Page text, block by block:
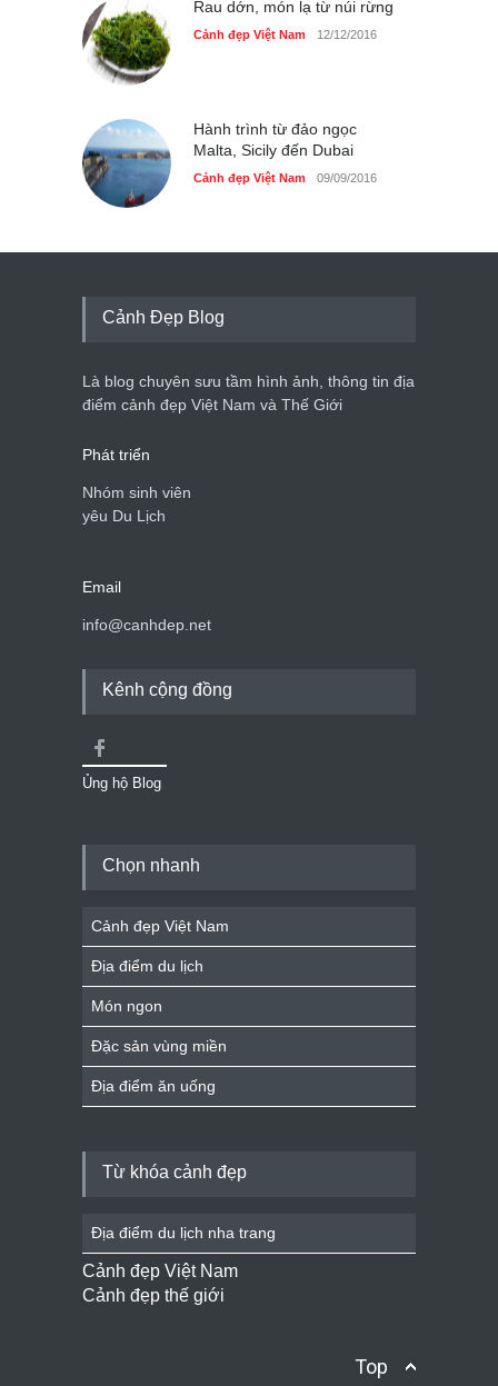
Rau dớn, món lạ từ núi rừng
Cảnh đẹp Việt Nam 12/12/2016
Hành trình từ đảo ngọc
Malta, Sicily đến Dubai
Cảnh đẹp Việt Nam 09/09/2016
Cảnh Đẹp Blog
Là blog chuyên sưu tầm hình ảnh, thông tin địa
điểm cảnh đẹp Việt Nam và Thế Giới
Phát triển
Nhóm sinh viên
yêu Du Lịch
Email
info@canhdep.net
Kênh cộng đồng
Ủng hộ Blog
Chọn nhanh
Cảnh đẹp Việt Nam
Địa điểm du lịch
Món ngon
Đặc sản vùng miền
Địa điểm ăn uống
Từ khóa cảnh đẹp
Địa điểm du lịch nha trang
Cảnh đẹp Việt Nam
Cảnh đẹp thế giới
Top